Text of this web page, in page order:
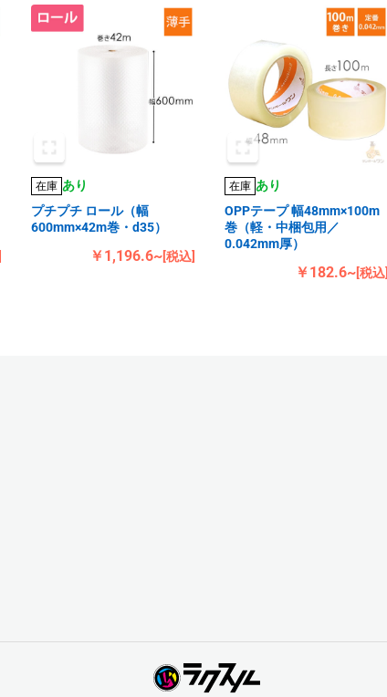
在庫 あり
プチプチ ロール（幅
600mm×42m巻・d35）
￥1,196.6~[税込]
在庫 あり
OPPテープ 幅48mm×100m
巻（軽・中梱包用／
0.042mm厚）
￥182.6~[税込]